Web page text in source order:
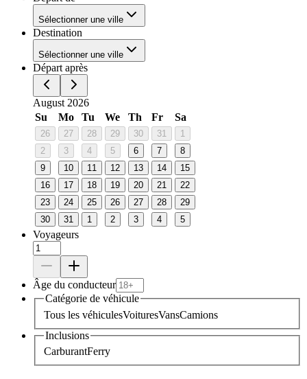
Sélectionner une ville
Destination
Sélectionner une ville
Départ après
August 2026
Su
Mo Tu We Th Fr Sa
26 27 28 29 30 31
1
2
3 4 5 6 7
8
9
10 11 12 13 14
15
16
17 18 19 20 21
22
23
24 25 26 27 28
29
30
31 1 2 3 4 5
Voyageurs
Âge du conducteur
Catégorie de véhicule
Tous les véhiculesVoituresVansCamions
Inclusions
CarburantFerry